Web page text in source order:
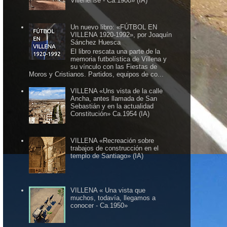
Un nuevo libro: «FÚTBOL EN
VILLENA 1920-1992», por Joaquín
Sánchez Huesca
El libro rescata una parte de la
memoria futbolística de Villena y
su vínculo con las Fiestas de
Moros y Cristianos. Partidos, equipos de co...
VILLENA «Uns vista de la calle
Ancha, antes llamada de San
Sebastián y en la actualidad
Constitución» Ca.1954 (IA)
VILLENA «Recreación sobre
trabajos de construcción en el
templo de Santiago» (IA)
VILLENA « Una vista que
muchos, todavía, llegamos a
conocer - Ca.1950»